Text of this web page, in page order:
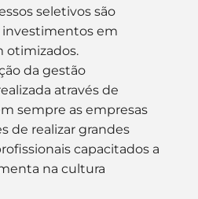
seletivos são
investimentos em
otimizados.
da gestão
através de
sempre as empresas
de realizar grandes
capacitados a
na cultura